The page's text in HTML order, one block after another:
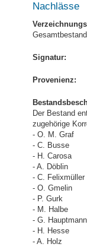
Nachlässe
Gesamtbestand
Signatur:
Provenienz:
Der Bestand
zugehörige
- O. M. Graf
- C. Busse
- H. Carosa
- A. Döblin
- C. Felixmüller
- O. Gmelin
- P. Gurk
- M. Halbe
- G. Hauptmann
- H. Hesse
- A. Holz